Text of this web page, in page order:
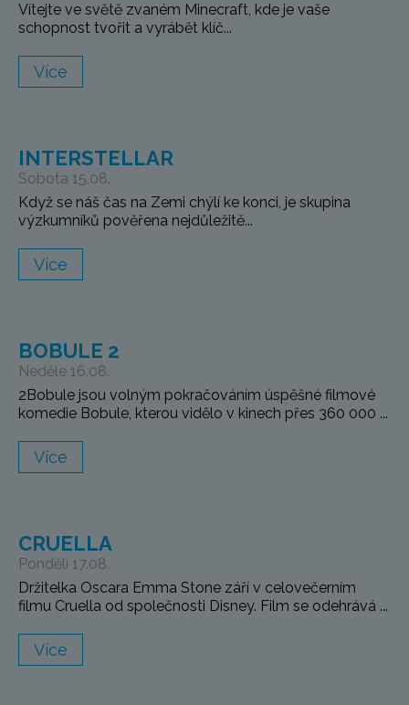
Vítejte ve světě zvaném Minecraft, kde je vaše
schopnost tvořit a vyrábět klíč...
Více
INTERSTELLAR
Sobota 15.08.
Když se náš čas na Zemi chýlí ke konci, je skupina
výzkumníků pověřena nejdůležitě...
Více
BOBULE 2
Neděle 16.08.
2Bobule jsou volným pokračováním úspěšné filmové
komedie Bobule, kterou vidělo v kinech přes 360 000 ...
Více
CRUELLA
Pondělí 17.08.
Držitelka Oscara Emma Stone září v celovečerním
filmu Cruella od společnosti Disney. Film se odehrává ...
Více